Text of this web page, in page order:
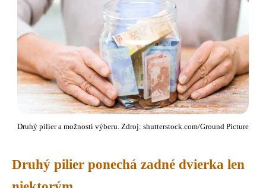
Druhý pilier a možnosti výberu. Zdroj: shutterstock.com/Ground Picture
Druhý pilier ponechá zadné dvierka len